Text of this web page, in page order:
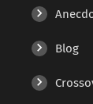
Blog